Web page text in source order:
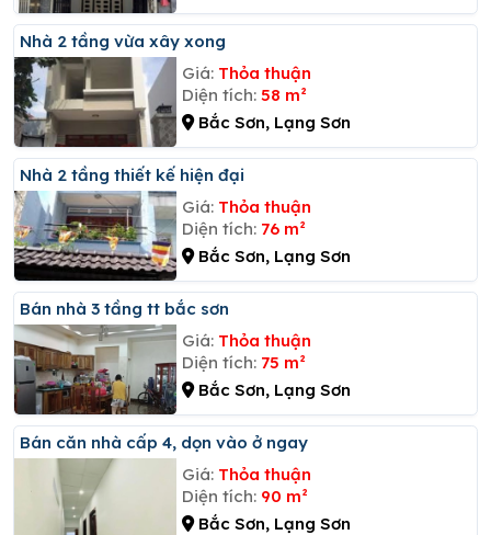
Nhà 2 tầng vừa xây xong
Giá: Thỏa thuận
Diện tích: 58 m²
Bắc Sơn, Lạng Sơn
Nhà 2 tầng thiết kế hiện đại
Giá: Thỏa thuận
Diện tích: 76 m²
Bắc Sơn, Lạng Sơn
Bán nhà 3 tầng tt bắc sơn
Giá: Thỏa thuận
Diện tích: 75 m²
Bắc Sơn, Lạng Sơn
Bán căn nhà cấp 4, dọn vào ở ngay
Giá: Thỏa thuận
Diện tích: 90 m²
Bắc Sơn, Lạng Sơn